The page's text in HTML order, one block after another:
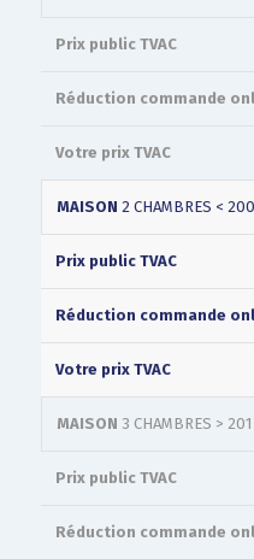
MAISON 2 CHAMBRES <
MAISON 3 CHAMBRES >